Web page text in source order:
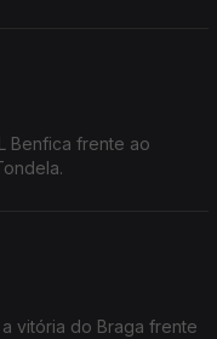
Benfica frente ao
vitória do Braga frente